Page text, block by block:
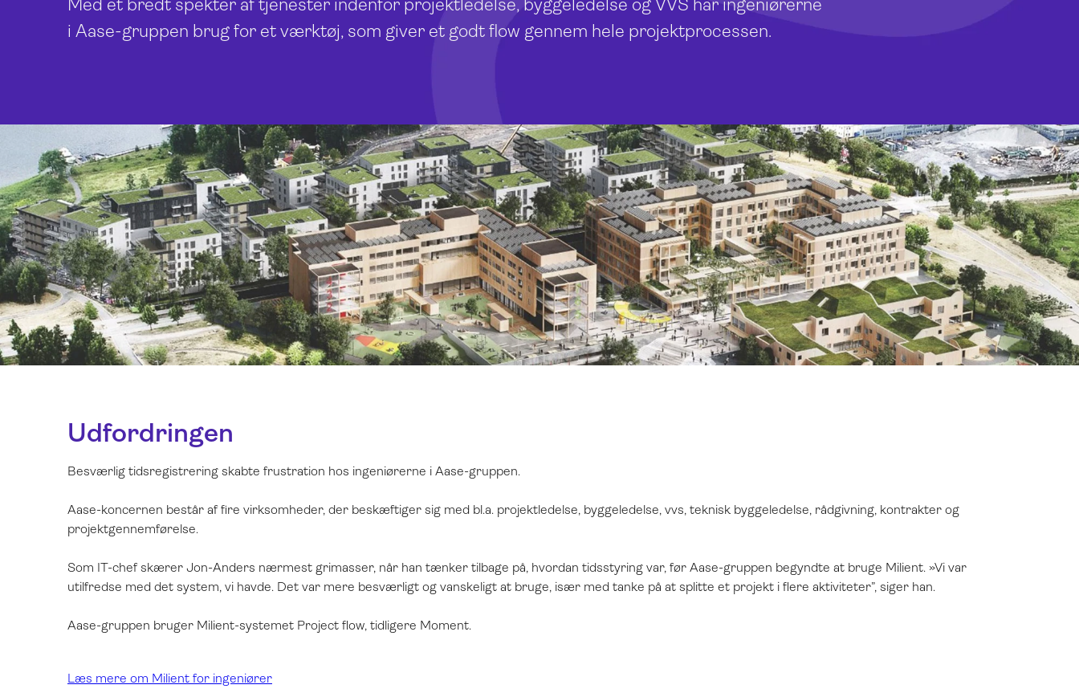
Med et bredt spekter af tjenester indenfor projektledelse, byggeledelse og VVS har ingeniørerne
i Aase-gruppen brug for et værktøj, som giver et godt flow gennem hele projektprocessen.
Udfordringen
Besværlig tidsregistrering skabte frustration hos ingeniørerne i Aase-gruppen.
Aase-koncernen består af fire virksomheder, der beskæftiger sig med bl.a. projektledelse, byggeledelse, vvs, teknisk byggeledelse, rådgivning, kontrakter og
projektgennemførelse.
Som IT-chef skærer Jon-Anders nærmest grimasser, når han tænker tilbage på, hvordan tidsstyring var, før Aase-gruppen begyndte at bruge Milient. »Vi var
utilfredse med det system, vi havde. Det var mere besværligt og vanskeligt at bruge, især med tanke på at splitte et projekt i flere aktiviteter”, siger han.
Aase-gruppen bruger Milient-systemet Project flow, tidligere Moment.
Læs mere om Milient for ingeniører